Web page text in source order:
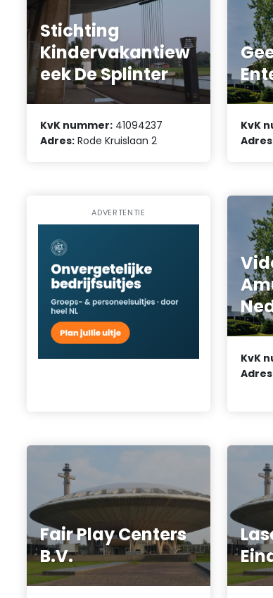
Stichting
Kindervakantiew
eek De Splinter
KvK nummer: 41094237
Adres: Rode Kruislaan 2
KvK
ADVERTENTIE
KvK
Fair Play Centers
B.V.